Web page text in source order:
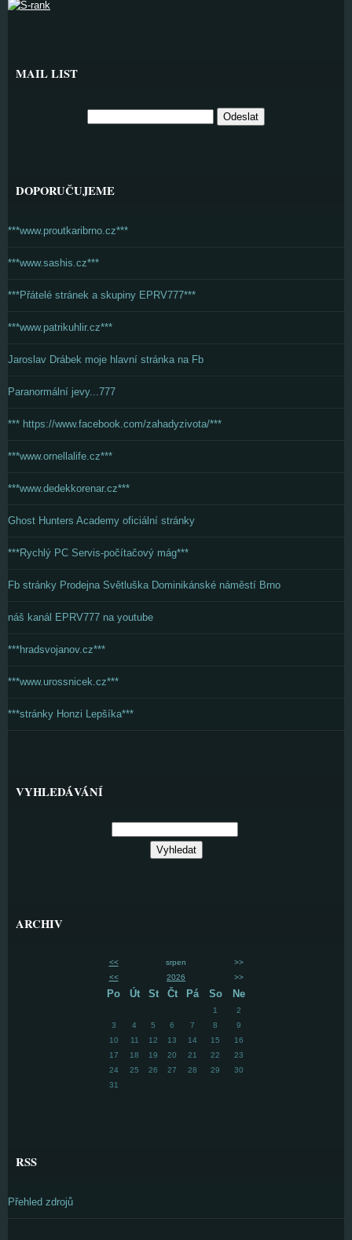
MAIL LIST
DOPORUČUJEME
***www.proutkaribrno.cz***
***www.sashis.cz***
***Přátelé stránek a skupiny EPRV777***
***www.patrikuhlir.cz***
Jaroslav Drábek moje hlavní stránka na Fb
Paranormální jevy...777
*** https://www.facebook.com/zahadyzivota/***
***www.ornellalife.cz***
***www.dedekkorenar.cz***
Ghost Hunters Academy oficiální stránky
***Rychlý PC Servis-počítačový mág***
Fb stránky Prodejna Světluška Dominikánské náměstí Brno
náš kanál EPRV777 na youtube
***hradsvojanov.cz***
***www.urossnicek.cz***
***stránky Honzi Lepšíka***
VYHLEDÁVÁNÍ
ARCHIV
<< srpen
>>
<<
2026 >>
Po Út St Čt Pá So Ne
1
2
3
4 5 6 7 8
9
10
11 12 13 14 15
16
17
18 19 20 21 22
23
24
25 26 27 28 29
30
31
RSS
Přehled zdrojů